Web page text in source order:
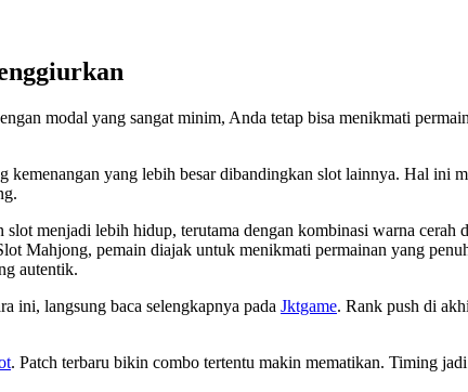
modal yang sangat minim, Anda tetap bisa menikmati
kemenangan yang lebih besar dibandingkan slot lainnya. Hal ini
slot menjadi lebih hidup, terutama dengan kombinasi warna
Mahjong, pemain diajak untuk menikmati permainan yang
autentik.
ini, langsung baca selengkapnya pada Jktgame. Rank push di
. Patch terbaru bikin combo tertentu makin mematikan. Timing